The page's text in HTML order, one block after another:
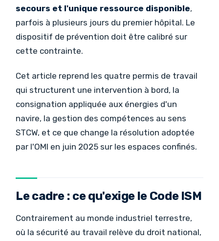
secours et l'unique ressource disponible,
parfois à plusieurs jours du premier hôpital. Le
dispositif de prévention doit être calibré sur
cette contrainte.
Cet article reprend les quatre permis de travail
qui structurent une intervention à bord, la
consignation appliquée aux énergies d'un
navire, la gestion des compétences au sens
STCW, et ce que change la résolution adoptée
par l'OMI en juin 2025 sur les espaces confinés.
Le cadre : ce qu'exige le Code ISM
Contrairement au monde industriel terrestre,
où la sécurité au travail relève du droit national,